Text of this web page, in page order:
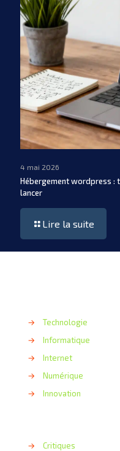
4 mai 2026
Hébergement wordpress :
lancer
Lire la suite
→
Technologie
→
Informatique
→
Internet
→
Numérique
→
Innovation
→
Critiques